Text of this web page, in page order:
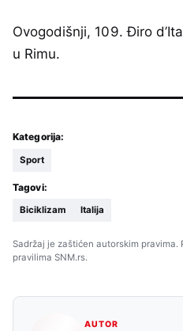
Ovogodišnji, 109. Điro
u Rimu.
Kategorija:
Sport
Tagovi:
Biciklizam Italija
Sadržaj je zaštićen autorskim
pravilima SNM.rs.
AUTOR